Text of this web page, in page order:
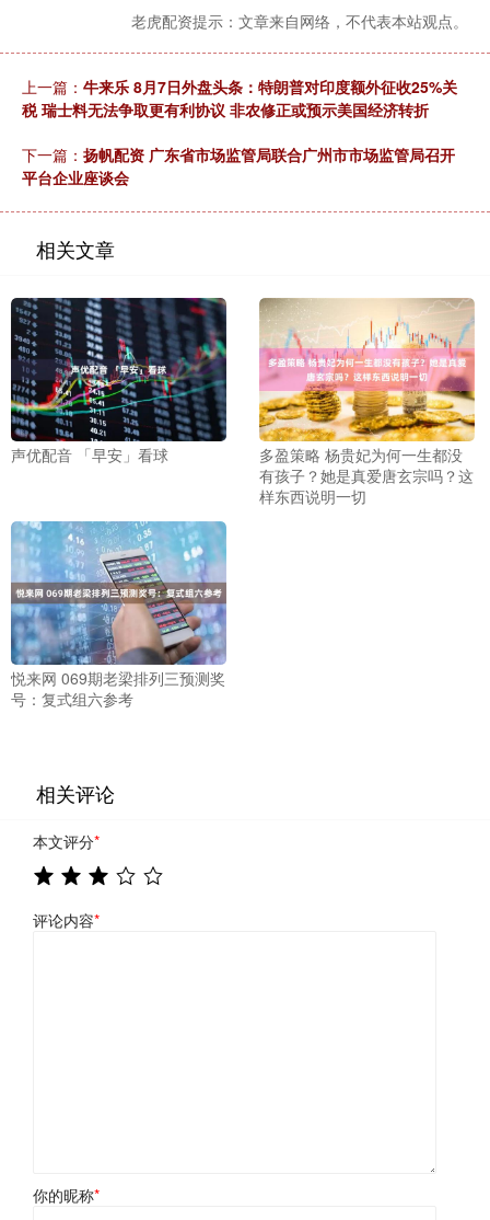
老虎配资提示：文章来自网络，不代表本站观点。
上一篇： 牛来乐 8月7日外盘头条：特朗普对印度额外征收25%关
税 瑞士料无法争取更有利协议 非农修正或预示美国经济转折
下一篇： 扬帆配资 广东省市场监管局联合广州市市场监管局召开
平台企业座谈会
相关文章
声优配音 「早安」看球
多盈策略 杨贵妃为何一生都没
有孩子？她是真爱唐玄宗吗？这
样东西说明一切
悦来网 069期老梁排列三预测奖
号：复式组六参考
相关评论
本文评分*
评论内容*
你的昵称*